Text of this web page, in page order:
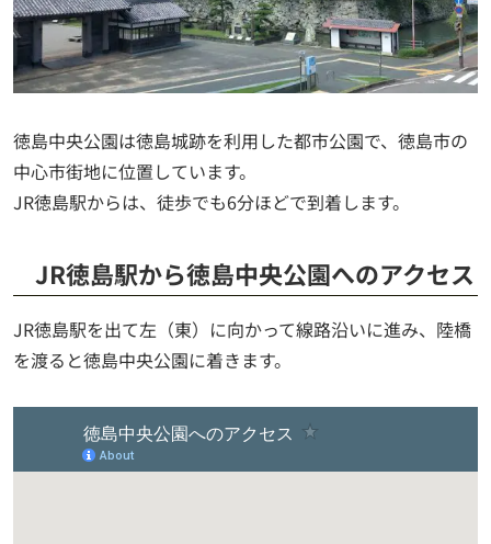
徳島中央公園は徳島城跡を利用した都市公園で、徳島市の
中心市街地に位置しています。
JR徳島駅からは、徒歩でも6分ほどで到着します。
JR徳島駅から徳島中央公園へのアクセス
JR徳島駅を出て左（東）に向かって線路沿いに進み、陸橋
を渡ると徳島中央公園に着きます。